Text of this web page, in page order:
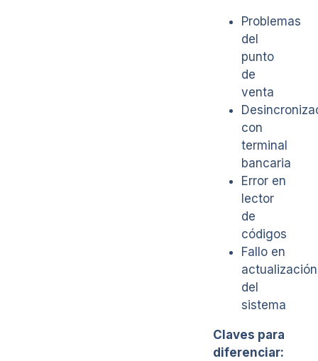
Problemas
del
punto
de
venta
con
terminal
bancaria
Error en
lector
de
códigos
Fallo en
actualización
del
sistema
Claves para
diferenciar: